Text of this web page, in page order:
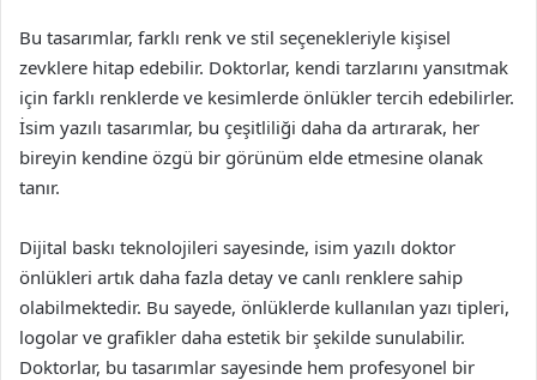
Bu tasarımlar, farklı renk ve stil seçenekleriyle kişisel
zevklere hitap edebilir. Doktorlar, kendi tarzlarını yansıtmak
için farklı renklerde ve kesimlerde önlükler tercih edebilirler.
İsim yazılı tasarımlar, bu çeşitliliği daha da artırarak, her
bireyin kendine özgü bir görünüm elde etmesine olanak
tanır.
Dijital baskı teknolojileri sayesinde, isim yazılı doktor
önlükleri artık daha fazla detay ve canlı renklere sahip
olabilmektedir. Bu sayede, önlüklerde kullanılan yazı tipleri,
logolar ve grafikler daha estetik bir şekilde sunulabilir.
Doktorlar, bu tasarımlar sayesinde hem profesyonel bir